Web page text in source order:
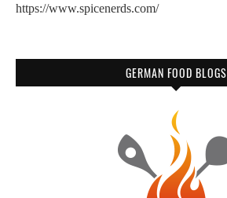
https://www.spicenerds.com/
GERMAN FOOD BLOGS